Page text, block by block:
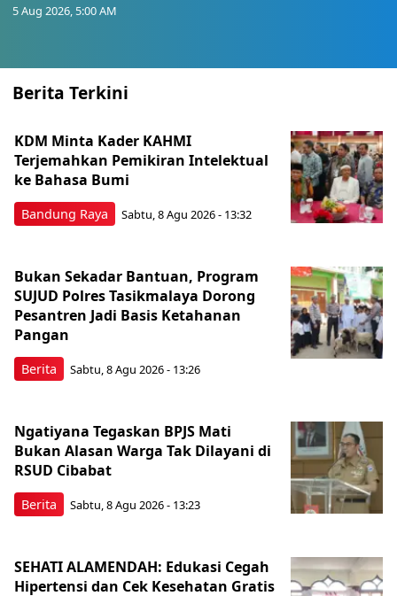
5 Aug 2026, 5:00 AM
Berita Terkini
Bandung Raya
KDM Minta Kader KAHMI
Terjemahkan Pemikiran Intelektual
ke Bahasa Bumi
Sabtu, 8 Agu 2026 - 13:32
Berita
Bukan Sekadar Bantuan, Program
SUJUD Polres Tasikmalaya Dorong
Pesantren Jadi Basis Ketahanan
Pangan
Sabtu, 8 Agu 2026 - 13:26
Berita
Ngatiyana Tegaskan BPJS Mati
Bukan Alasan Warga Tak Dilayani di
RSUD Cibabat
Sabtu, 8 Agu 2026 - 13:23
SEHATI ALAMENDAH: Edukasi Cegah
Hipertensi dan Cek Kesehatan Gratis